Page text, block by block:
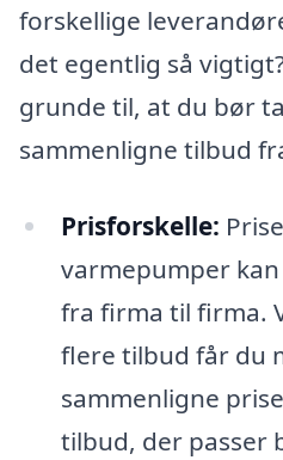
forskellige
det egentlig så
grunde til, at du bør
sammenligne tilbud
Prisforskelle:
varmepumper
fra firma til firma.
flere tilbud får du
sammenligne
tilbud, der passer